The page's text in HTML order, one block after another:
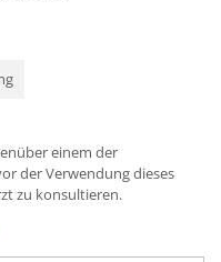
einem der
der Verwendung dieses
zu konsultieren.